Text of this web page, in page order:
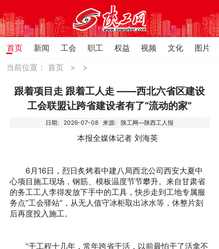
首页 新闻 工会 职工 权益 视频 文化
图片
当前位置：首页 > >
跟着项目走 跟着工人走 ——西北六省区建设
工会联盟让跨省建设者有了“流动的家”
日期: 2026-07-08 来源: 陕工网—陕西工人报
本报全媒体记者 刘海英
6月16日，烈日炙烤着中建八局西北公司西安大夏中
心项目施工现场，钢筋、模板温度节节攀升。来自甘肃省
的务工工人李得发放下手中的工具，快步走到工地专属服
务点“工会驿站”，从无人值守冰柜取出冰水等，休整片刻
后再度投入施工。
“干工程十几年，常年跨省干活，以前最怕干了活拿不